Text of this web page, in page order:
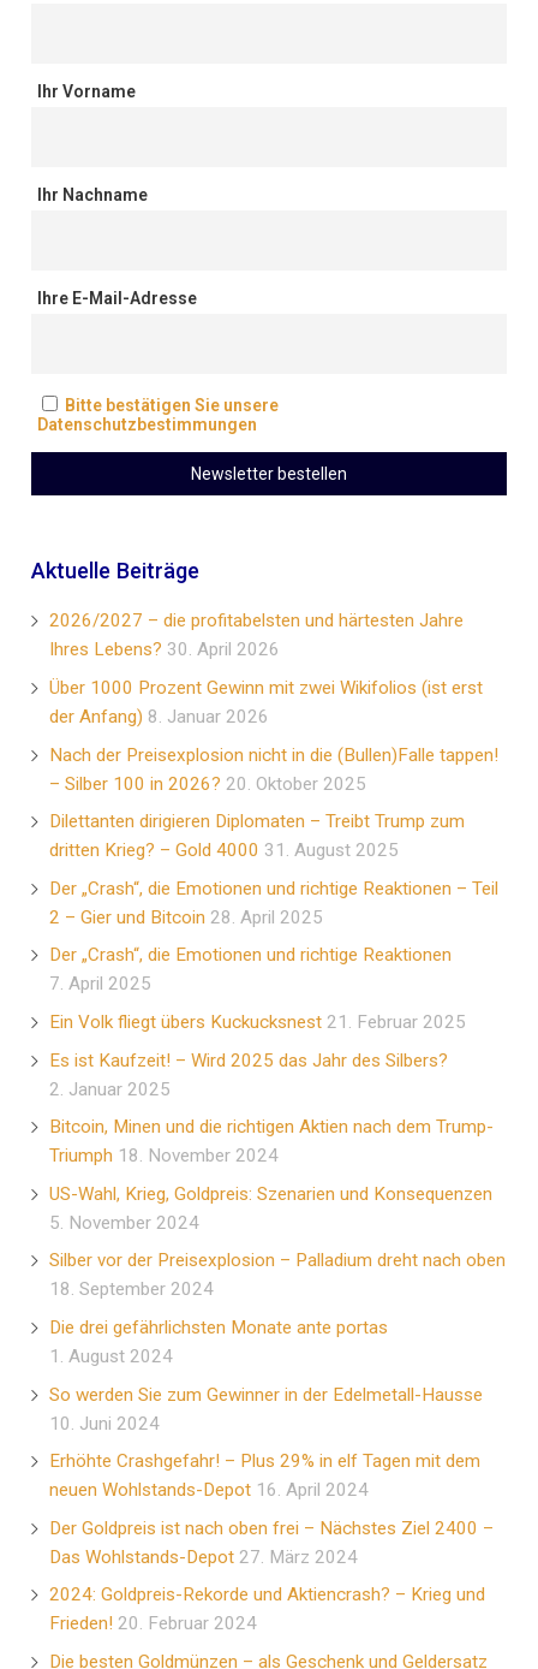
Ihr Vorname
Ihr Nachname
Ihre E-Mail-Adresse
Bitte bestätigen Sie unsere
Datenschutzbestimmungen
Aktuelle Beiträge
2026/2027 – die profitabelsten und härtesten Jahre
Ihres Lebens? 30. April 2026
Über 1000 Prozent Gewinn mit zwei Wikifolios (ist erst
der Anfang) 8. Januar 2026
Nach der Preisexplosion nicht in die (Bullen)Falle tappen!
– Silber 100 in 2026? 20. Oktober 2025
Dilettanten dirigieren Diplomaten – Treibt Trump zum
dritten Krieg? – Gold 4000 31. August 2025
Der „Crash“, die Emotionen und richtige Reaktionen – Teil
2 – Gier und Bitcoin 28. April 2025
Der „Crash“, die Emotionen und richtige Reaktionen
7. April 2025
Ein Volk fliegt übers Kuckucksnest 21. Februar 2025
Es ist Kaufzeit! – Wird 2025 das Jahr des Silbers?
2. Januar 2025
Bitcoin, Minen und die richtigen Aktien nach dem Trump-
Triumph 18. November 2024
US-Wahl, Krieg, Goldpreis: Szenarien und Konsequenzen
5. November 2024
Silber vor der Preisexplosion – Palladium dreht nach oben
18. September 2024
Die drei gefährlichsten Monate ante portas
1. August 2024
So werden Sie zum Gewinner in der Edelmetall-Hausse
10. Juni 2024
Erhöhte Crashgefahr! – Plus 29% in elf Tagen mit dem
neuen Wohlstands-Depot 16. April 2024
Der Goldpreis ist nach oben frei – Nächstes Ziel 2400 –
Das Wohlstands-Depot 27. März 2024
2024: Goldpreis-Rekorde und Aktiencrash? – Krieg und
Frieden! 20. Februar 2024
Die besten Goldmünzen – als Geschenk und Geldersatz